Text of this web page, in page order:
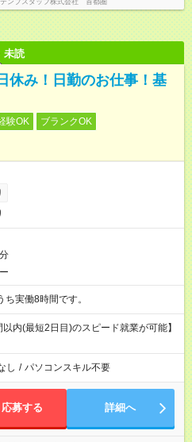
ンプスタッフ株式会社 首都圏
未読
休み！日勤のお仕事！基
験OK
ブランクOK
記のうち実働8時間です。
内(最短2日目)のスピード就業が可能】
し / パソコンスキル不要
応募する 詳細へ